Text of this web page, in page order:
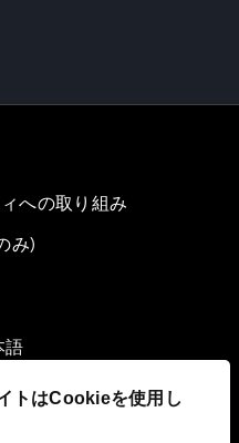
トはCookieを使用し
への取り組み
み)
語